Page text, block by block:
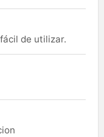
de utilizar.